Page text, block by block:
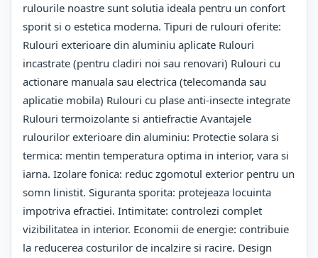
rulourile noastre sunt solutia ideala pentru un confort
sporit si o estetica moderna. Tipuri de rulouri oferite:
Rulouri exterioare din aluminiu aplicate Rulouri
incastrate (pentru cladiri noi sau renovari) Rulouri cu
actionare manuala sau electrica (telecomanda sau
aplicatie mobila) Rulouri cu plase anti-insecte integrate
Rulouri termoizolante si antiefractie Avantajele
rulourilor exterioare din aluminiu: Protectie solara si
termica: mentin temperatura optima in interior, vara si
iarna. Izolare fonica: reduc zgomotul exterior pentru un
somn linistit. Siguranta sporita: protejeaza locuinta
impotriva efractiei. Intimitate: controlezi complet
vizibilitatea in interior. Economii de energie: contribuie
la reducerea costurilor de incalzire si racire. Design